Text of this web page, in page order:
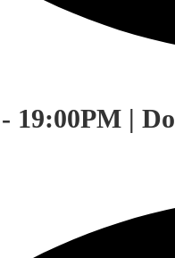
19:00PM |